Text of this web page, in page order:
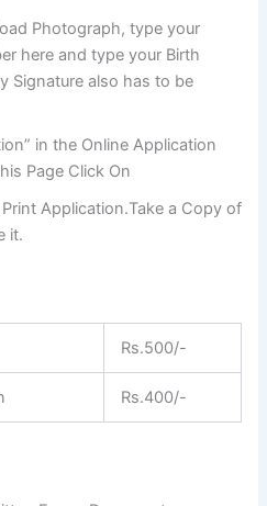
Photograph, type your
here and type your Birth
Signature also has to be
in the Online Application
Page Click On
Application.Take a Copy of
it.
Rs.500/-
Rs.400/-